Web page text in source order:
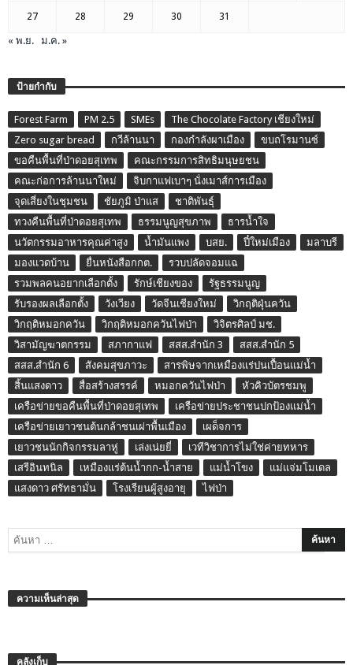
27 28 29 30 31
« พ.ย. ม.ค. »
ป้ายกำกับ
Forest Farm PM 2.5 SMEs
The Chocolate Factory เชียงใหม่
Zero sugar bread
กวีล้านนา กองกำลังผาเมือง
ขบถโรมานซ์
ขอคืนพื้นที่ป่าดอยสุเทพ
คณะกรรมการสิทธิมนุษยชน
คณะก่อการล้านนาใหม่
จิบกาแฟเบาๆ นั่งเมาส์การเมือง
จุดเสี่ยงในชุมชน
ชัยภูมิ ป่าแส
ชาติพันธุ์
ทวงคืนพื้นที่ป่าดอยสุเทพ
ธรรมนูญสุขภาพ
ธารน้ำใจ
นวัตกรรมอาหารคุณค่าสูง
น้ำมันแพง บสย. ปี๋ใหม่เมือง
มลาบรี
มองแวดบ้าน
ยื่นหนังสือกกต.
รวบปลัดจอมแฉ
รวมพลคนอยากเลือกตั้ง
รักษ์เชียงของ
รัฐธรรมนูญ
รับรองผลเลือกตั้ง
วังเวียง วัดจีนเชียงใหม่
วิกฤติฝุ่นควัน
วิกฤติหมอกควัน
วิกฤติหมอกควันไฟป่า
วิจิตรศิลป์ มช.
วิสามัญฆาตกรรม
สภากาแฟ สสส.สำนัก 3
สสส.สำนัก 5
สสส.สำนัก 6
สังคมสุขภาวะ
สารพิษจากเหมืองแร่ปนเปื้อนแม่น้ำ
สิ้นแสงดาว
สื่อสร้างสรรค์ หมอกควันไฟป่า
หัวคิวบัตรชมพู
เครือข่ายขอคืนพื้นที่ป่าดอยสุเทพ
เครือข่ายประชาชนปกป้องแม่น้ำ
เครือข่ายเยาวชนต้นกล้าชนเผ่าพื้นเมือง
เผด็จการ
เยาวชนนักกิจกรรมลาหู่
เล่งเน่ยยี่
เวทีวิชาการไม่ใช่ค่ายทหาร
เสรีอินทนิล
เหมืองแร่ต้นน้ำกก-น้ำสาย แม่น้ำโขง
แม่แจ่มโมเดล
แสงดาว ศรัทธามั่น
โรงเรียนผู้สูงอายุ ไฟป่า
ความเห็นล่าสุด
คลังเก็บ